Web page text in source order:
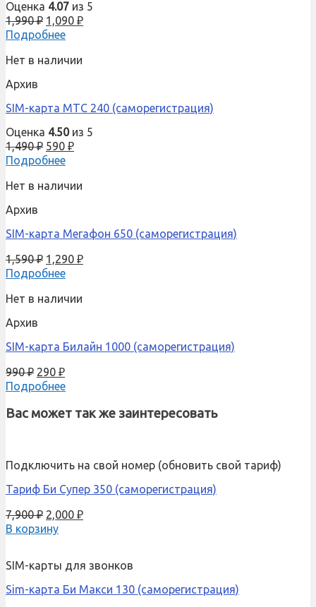
Оценка 4.07 из 5
1,990₽ 1,090 ₽
Подробнее
Нет в наличии
Архив
SIM-карта МТС 240 (саморегистрация)
Оценка 4.50из 5
1,490₽ 590 ₽
Подробнее
Нет в наличии
Архив
SIM-карта Мегафон 650 (саморегистрация)
1,590₽ 1,290 ₽
Подробнее
Нет в наличии
Архив
SIM-карта Билайн 1000 (саморегистрация)
990₽ 290 ₽
Подробнее
Вас может так же заинтересовать
Подключить на свой номер (обновить свой тариф)
Тариф Би Супер 350 (саморегистрация)
7,900₽ 2,000 ₽
В корзину
SIM-карты для звонков
Sim-карта Би Макси 130 (саморегистрация)